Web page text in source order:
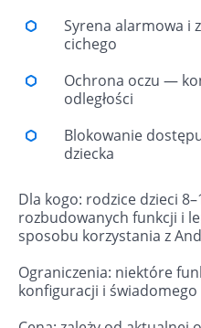
Syrena alarmowa i
cichego
Ochrona oczu —
odległości
Blokowanie
dziecka
Dla kogo: rodzice dzieci
rozbudowanych funkcji i
sposobu korzystania z
Ograniczenia: niektóre
konfiguracji i świadomego